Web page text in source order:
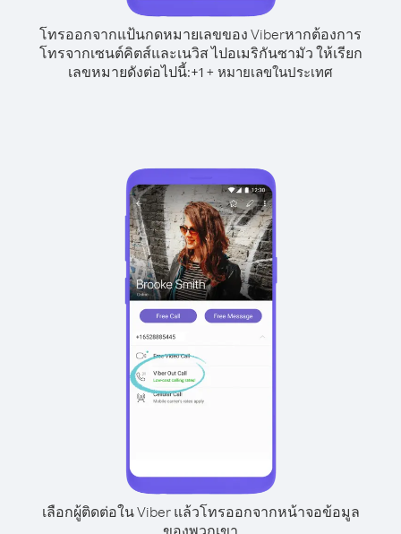
โทรออกจากแป้นกดหมายเลขของ Viberหากต้องการ
โทรจากเซนต์คิตส์และเนวิส ไปอเมริกันซามัว ให้เรียก
เลขหมายดังต่อไปนี้:+1 + หมายเลขในประเทศ
เลือกผู้ติดต่อใน Viber แล้วโทรออกจากหน้าจอข้อมูล
ของพวกเขา